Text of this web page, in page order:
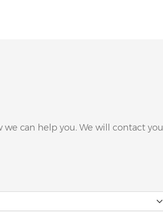
can help you. We will contact you